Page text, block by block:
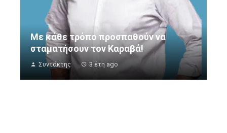
Με κάθε τρόπο προσπαθούν να
σταματήσουν τον Καραβά!
Συντάκτης 3 έτη ago